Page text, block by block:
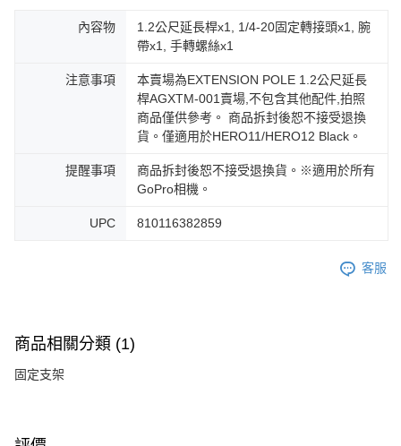
內容物
1.2公尺延長桿x1, 1/4-20固定轉接頭x1, 腕
帶x1, 手轉螺絲x1
注意事項
本賣場為EXTENSION POLE 1.2公尺延長
桿AGXTM-001賣場,不包含其他配件,拍照
商品僅供參考。 商品拆封後恕不接受退換
貨。僅適用於HERO11/HERO12 Black。
提醒事項
商品拆封後恕不接受退換貨。※適用於所有
GoPro相機。
UPC 810116382859
客服
商品相關分類 (1)
固定支架